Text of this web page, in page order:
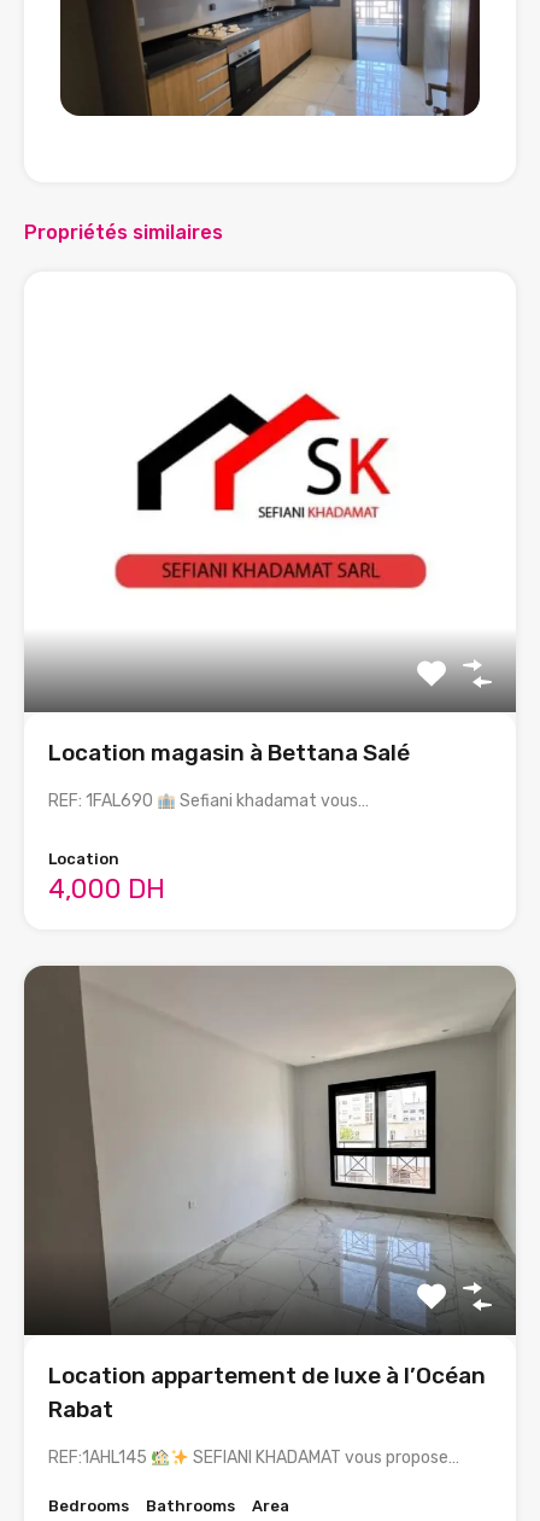
Propriétés similaires
Location magasin à Bettana Salé
REF: 1FAL690 Sefiani khadamat vous…
Location
4,000 DH
Location appartement de luxe à l’Océan
Rabat
REF:1AHL145 SEFIANI KHADAMAT vous propose…
Bedrooms
Bathrooms
Area